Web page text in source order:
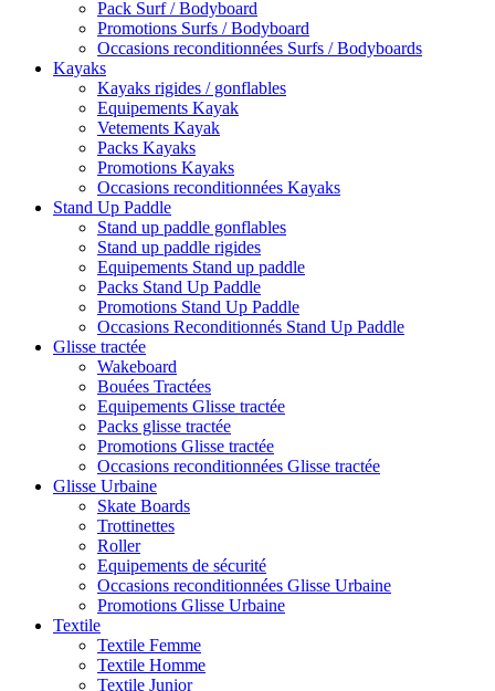
Pack Surf / Bodyboard
Promotions Surfs / Bodyboard
Occasions reconditionnées Surfs / Bodyboards
Kayaks
Kayaks rigides / gonflables
Equipements Kayak
Vetements Kayak
Packs Kayaks
Promotions Kayaks
Occasions reconditionnées Kayaks
Stand Up Paddle
Stand up paddle gonflables
Stand up paddle rigides
Equipements Stand up paddle
Packs Stand Up Paddle
Promotions Stand Up Paddle
Occasions Reconditionnés Stand Up Paddle
Glisse tractée
Wakeboard
Bouées Tractées
Equipements Glisse tractée
Packs glisse tractée
Promotions Glisse tractée
Occasions reconditionnées Glisse tractée
Glisse Urbaine
Skate Boards
Trottinettes
Roller
Equipements de sécurité
Occasions reconditionnées Glisse Urbaine
Promotions Glisse Urbaine
Textile
Textile Femme
Textile Homme
Textile Junior